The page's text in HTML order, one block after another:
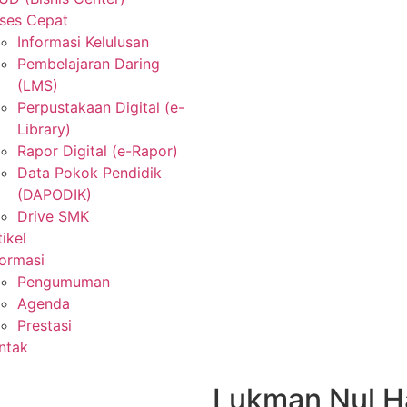
Cepat
Informasi Kelulusan
Pembelajaran Daring
(LMS)
Perpustakaan Digital (e-
Library)
Rapor Digital (e-Rapor)
Data Pokok Pendidik
(DAPODIK)
Drive SMK
Pengumuman
Agenda
Prestasi
Lukman Nul